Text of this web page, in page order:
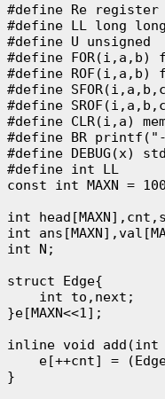
#define Re register
#define LL long long
#define U unsigned
#define
#define
#define
#define
#define CLR(i,a)
#define BR
#define DEBUG(x)
#define int LL
const int MAXN =
int
int
int N;
struct Edge{
    int to,next;
}e[MAXN<<1];
inline void
e[++cnt] =
}